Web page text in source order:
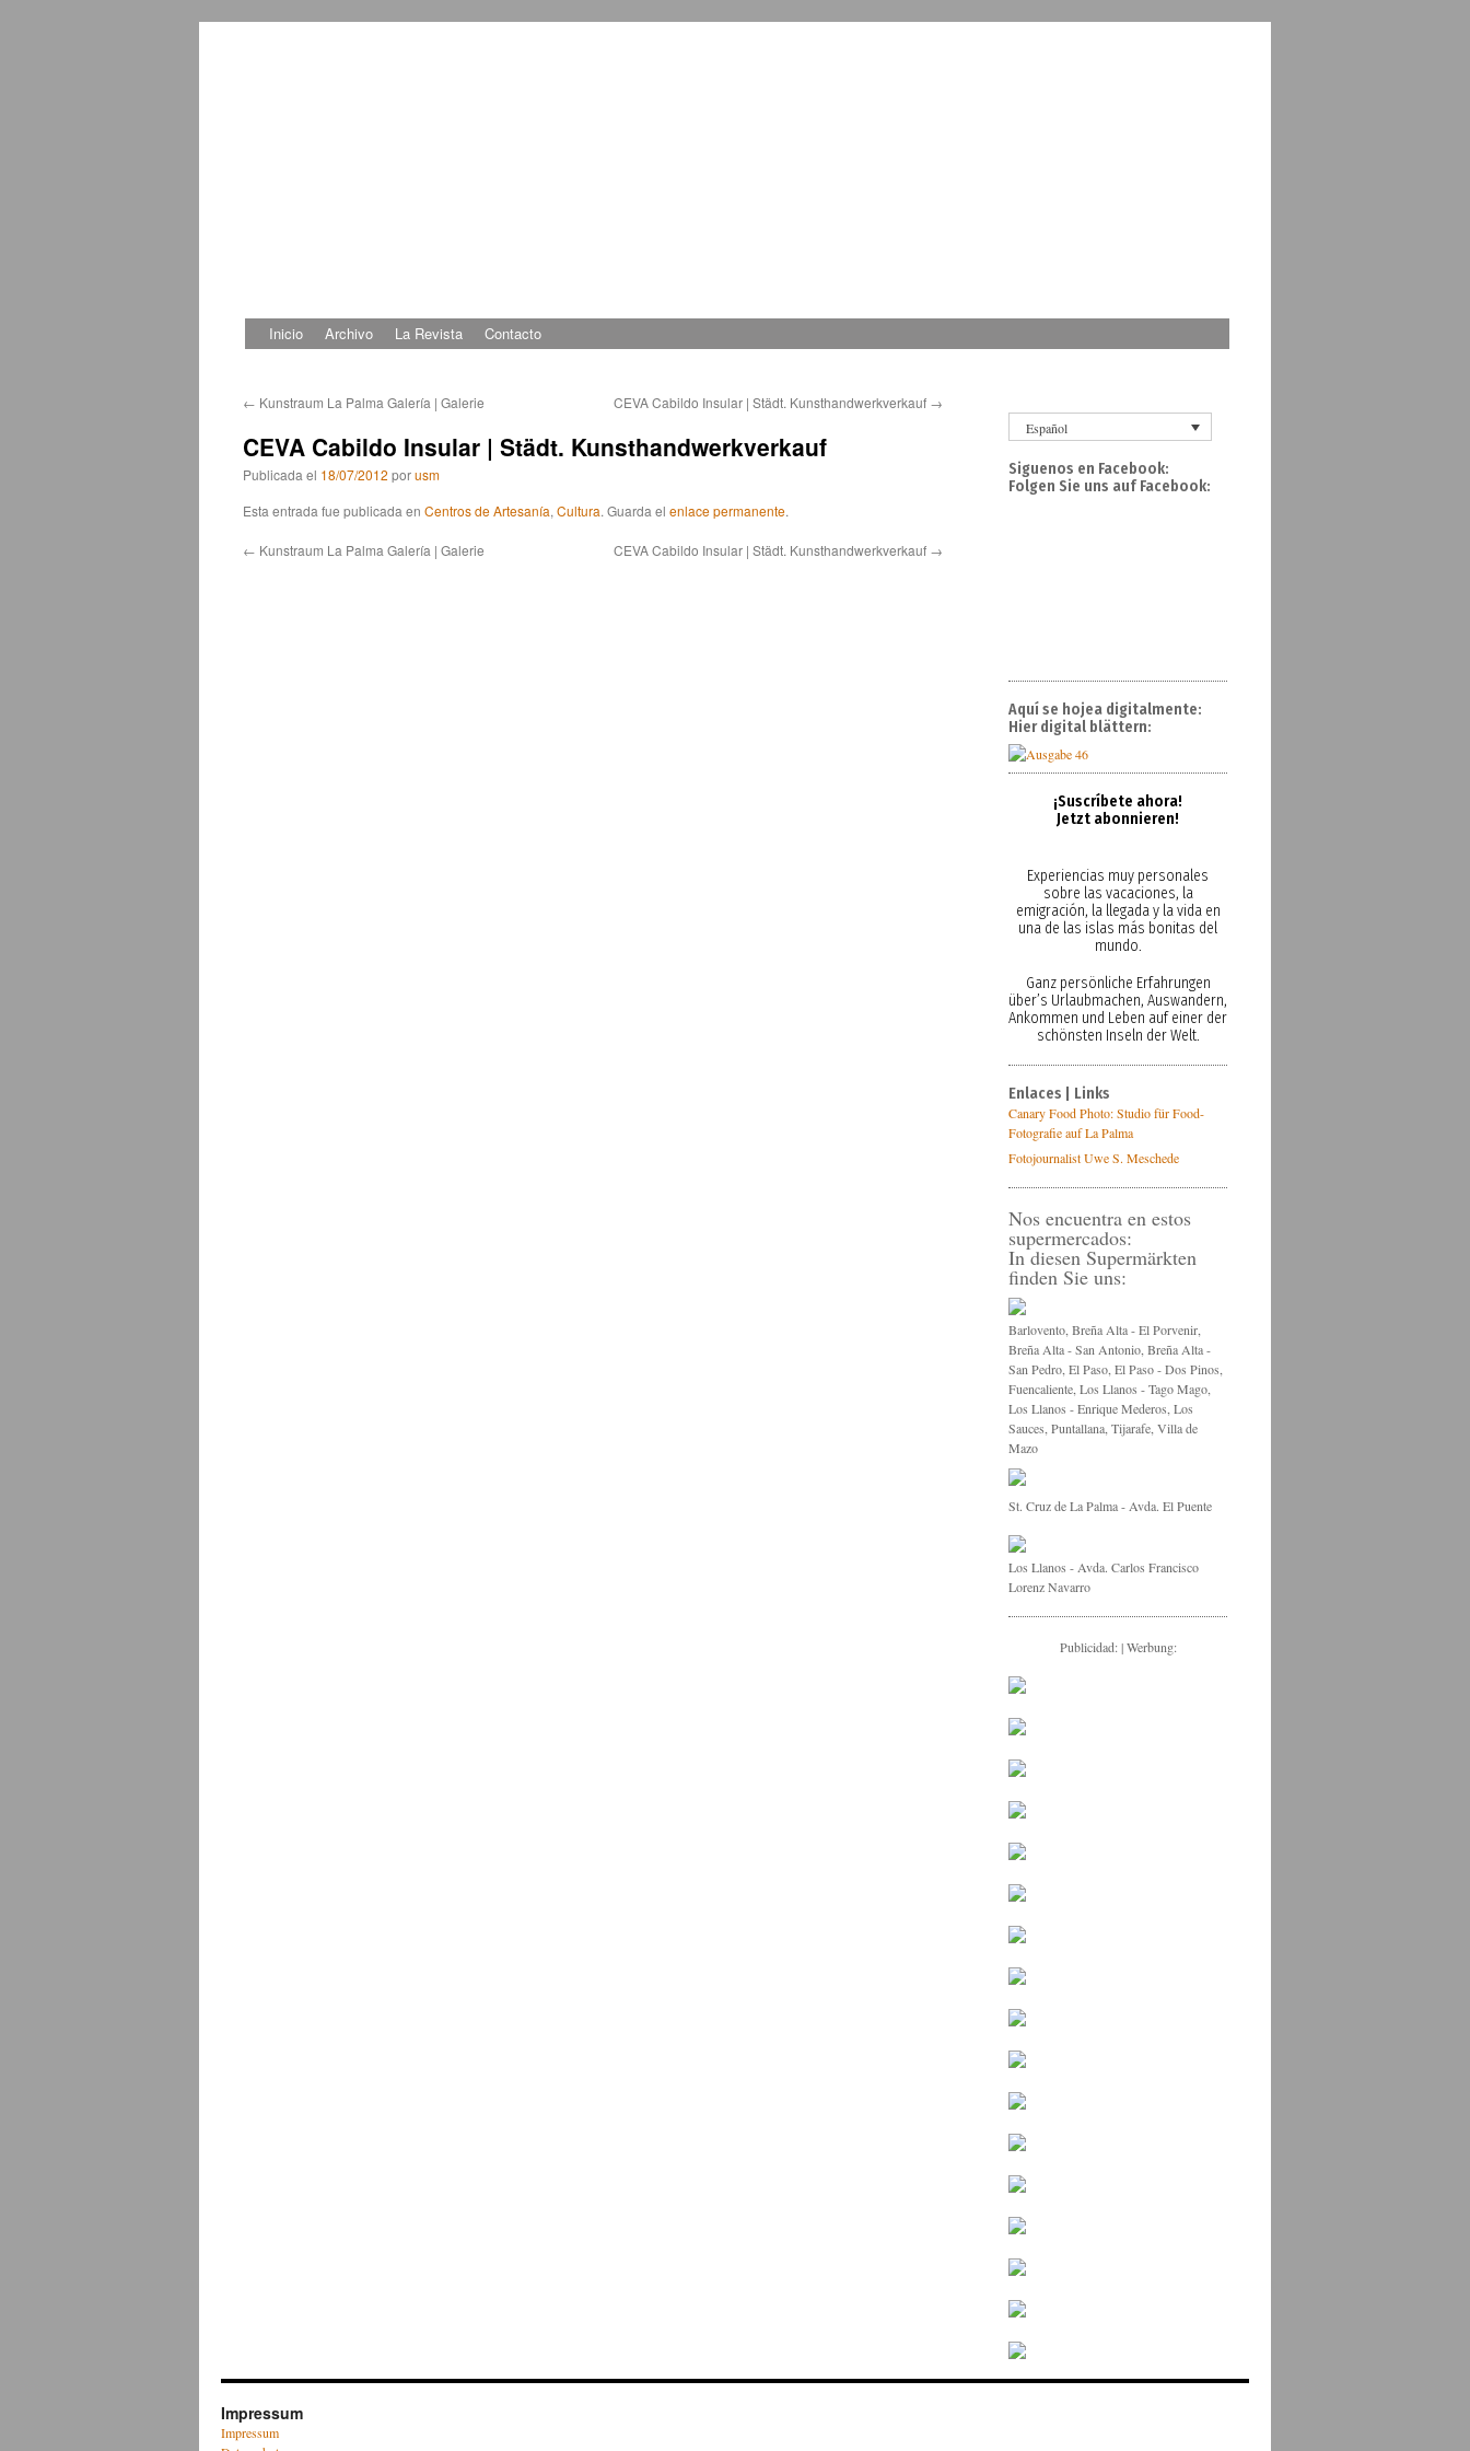
Saltar
Inicio Archivo La Revista Contacto
← Kunstraum La Palma Galería | Galerie CEVA Cabildo Insular | Städt. Kunsthandwerkverkauf →
CEVA Cabildo Insular | Städt. Kunsthandwerkverkauf
Publicada el 18/07/2012 porusm
Esta entrada fue publicada en Centros de Artesanía, Cultura. Guarda el enlace permanente.
← Kunstraum La Palma Galería | Galerie CEVA Cabildo Insular | Städt. Kunsthandwerkverkauf →
Español
Siguenos en Facebook:
Folgen Sie uns auf Facebook:
Aquí se hojea digitalmente:
Hier digital blättern:
¡Suscríbete ahora!
Jetzt abonnieren!
Experiencias muy personales
sobre las vacaciones, la
emigración, la llegada y la vida en
una de las islas más bonitas del
mundo.
Ganz persönliche Erfahrungen
über’s Urlaubmachen, Auswandern,
Ankommen und Leben auf einer der
schönsten Inseln der Welt.
Enlaces | Links
Canary Food Photo: Studio für Food-
Fotografie auf La Palma
Fotojournalist Uwe S. Meschede
Nos encuentra en estos
supermercados:
In diesen Supermärkten
finden Sie uns:
Barlovento, Breña Alta - El Porvenir,
Breña Alta - San Antonio, Breña Alta -
San Pedro, El Paso, El Paso - Dos Pinos,
Fuencaliente, Los Llanos - Tago Mago,
Los Llanos - Enrique Mederos, Los
Sauces, Puntallana, Tijarafe, Villa de
Mazo
St. Cruz de La Palma - Avda. El Puente
Los Llanos - Avda. Carlos Francisco
Lorenz Navarro
Publicidad: | Werbung:
Impressum
Impressum